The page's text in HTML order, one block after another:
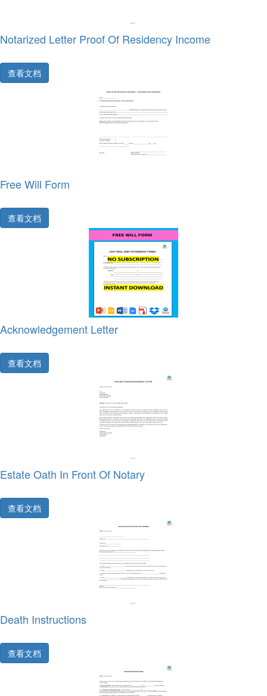
Notarized Letter Proof Of Residency Income
查看文档
Free Will Form
查看文档
Acknowledgement Letter
查看文档
Estate Oath In Front Of Notary
查看文档
Death Instructions
查看文档